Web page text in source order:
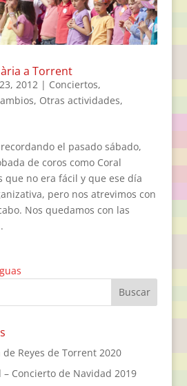
a Torrent
2012 | Conciertos,
, Otras actividades,
el pasado sábado,
de coros como Coral
que no era fácil y que ese día
pero nos atrevimos con
Nos quedamos con las
Reyes de Torrent 2020
Concierto de Navidad 2019